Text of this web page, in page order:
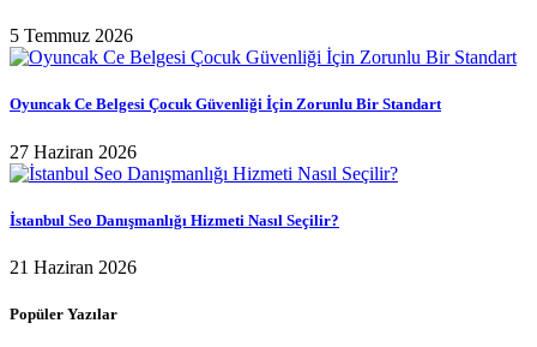
5 Temmuz 2026
Oyuncak Ce Belgesi Çocuk Güvenliği İçin Zorunlu Bir Standart
27 Haziran 2026
İstanbul Seo Danışmanlığı Hizmeti Nasıl Seçilir?
21 Haziran 2026
Popüler Yazılar